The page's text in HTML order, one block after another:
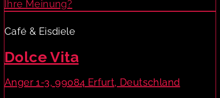
Ihre Meinung?
Café & Eisdiele
Dolce Vita
Anger 1-3, 99084 Erfurt, Deutschland